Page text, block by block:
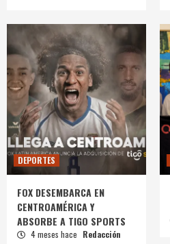
DEPORTES
FOX DESEMBARCA EN
CENTROAMÉRICA Y
ABSORBE A TIGO SPORTS
4 meses hace Redacción